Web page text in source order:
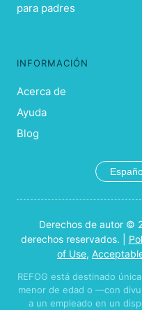
para padres
INFORMACIÓN
Acerca de
Ayuda
Blog
Derechos de autor ©
derechos reservados. |
of Use,
REFOG está destinado
menor de edad o —con
a un empleado en un